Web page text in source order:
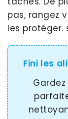
pas, rangez
les protéger.
Fini les